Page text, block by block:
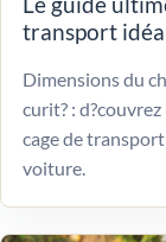
transport
Dimensions du
curit? :
cage de
voiture.